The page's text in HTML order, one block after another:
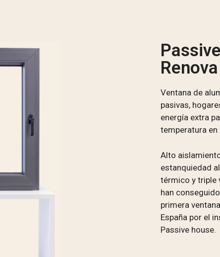
Ventana de
pasivas,
energía extra
temperatura en
Alto
estanquiedad
térmico y triple
han
primera
España por el
Passive house.